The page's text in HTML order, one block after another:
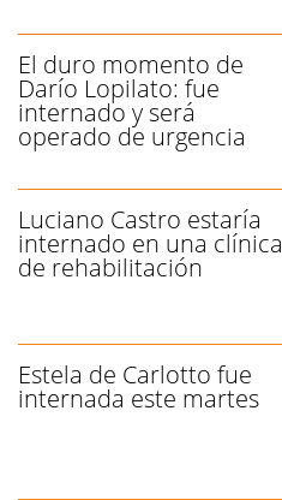
El duro momento de
Darío Lopilato: fue
internado y será
operado de urgencia
Luciano Castro estaría
internado en una clínica
de rehabilitación
Estela de Carlotto fue
internada este martes